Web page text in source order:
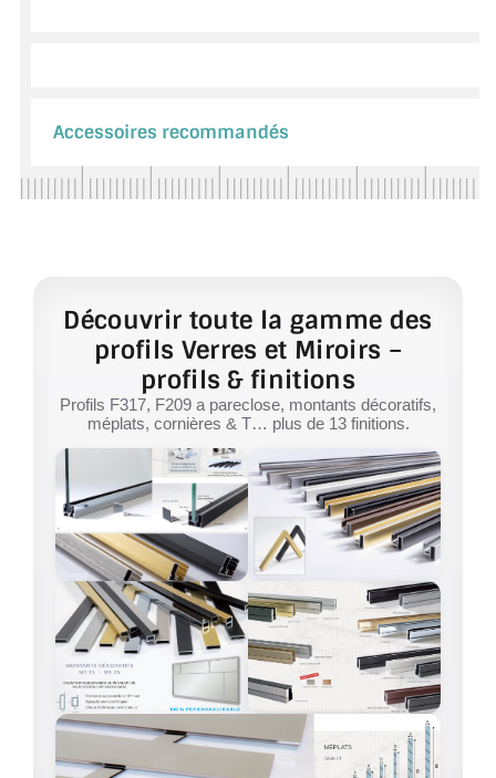
Accessoires recommandés
Découvrir toute la gamme des
profils Verres et Miroirs –
profils & finitions
Profils F317, F209 a pareclose, montants décoratifs,
méplats, cornières & T… plus de 13 finitions.